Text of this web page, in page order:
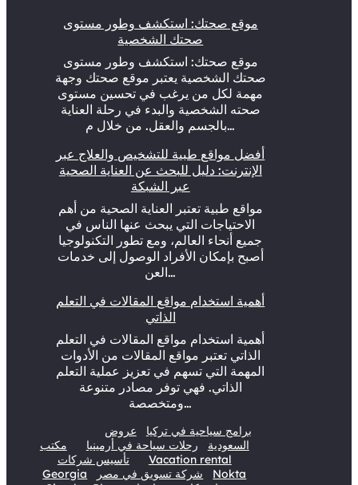
موقع صحتك: استكشف وطور مستوى
صحتك الشخصية
موقع صحتك: استكشف وطور مستوى
صحتك الشخصية يعتبر موقع صحتك وجهة
مهمة لكل من يرغب في تحسين مستوى
صحته الشخصية والبدء في رحلة العناية
بالجسم والعقل. من خلال م…
أفضل مواقع طبية للتشخيص والعلاج عبر
الإنترنت: دليل للبحث عن العناية الصحية
عبر الشبكة
مواقع طبية تعتبر العناية الصحية من أهم
الاحتياجات التي يبحث عنها الناس في
جميع أنحاء العالم، ومع تطور التكنولوجيا
أصبح بإمكان الأفراد الوصول إلى خدمات
العن…
أهمية استخدام مواقع المقالات في التعلم
الذاتي
أهمية استخدام مواقع المقالات في التعلم
الذاتي تعتبر مواقع المقالات من الأدوات
المهمة التي تسهم في تعزيز عملية التعلم
الذاتي. فهي توفر مصادر متنوعة
ومتخصصة…
برامج سياحية في تركيا
عروض
السعودية
رحلات سياحة في أرمينيا
مكتب
تأسيس شركات
Vacation rental
Georgia
شركة تسويق في مصر
Nokta